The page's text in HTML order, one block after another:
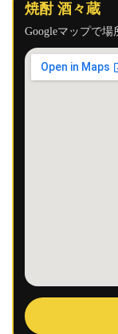
焼酎 酒々蔵
Googleマップで場